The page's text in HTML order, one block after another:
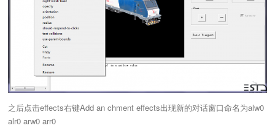
之后点击effects右键Add an chment effects出现新的对话窗口命名为alw0
alr0 arw0 arr0